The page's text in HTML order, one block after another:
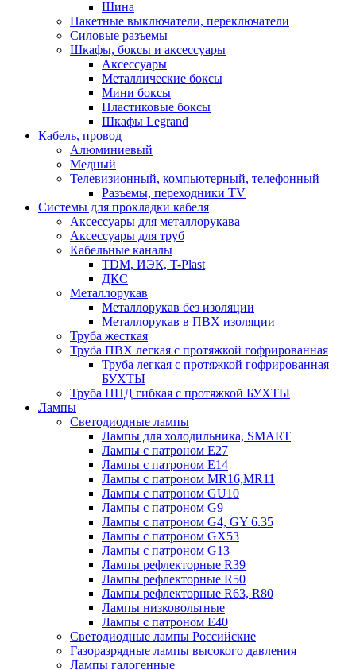
Шина
Пакетные выключатели, переключатели
Силовые разъемы
Шкафы, боксы и аксессуары
Аксессуары
Металлические боксы
Мини боксы
Пластиковые боксы
Шкафы Legrand
Кабель, провод
Алюминиевый
Медный
Телевизионный, компьютерный, телефонный
Разъемы, переходники TV
Системы для прокладки кабеля
Аксессуары для металлорукава
Аксессуары для труб
Кабельные каналы
TDM, ИЭК, T-Plast
ДКС
Металлорукав
Металлорукав без изоляции
Металлорукав в ПВХ изоляции
Труба жесткая
Труба ПВХ легкая с протяжкой гофрированная
Труба легкая с протяжкой гофрированная
БУХТЫ
Труба ПНД гибкая с протяжкой БУХТЫ
Лампы
Светодиодные лампы
Лампы для холодильника, SMART
Лампы с патроном E27
Лампы с патроном Е14
Лампы с патроном MR16,MR11
Лампы с патроном GU10
Лампы с патроном G9
Лампы с патроном G4, GY 6.35
Лампы с патроном GX53
Лампы с патроном G13
Лампы рефлекторные R39
Лампы рефлекторные R50
Лампы рефлекторные R63, R80
Лампы низковольтные
Лампы с патроном Е40
Светодиодные лампы Российские
Газоразрядные лампы высокого давления
Лампы галогенные